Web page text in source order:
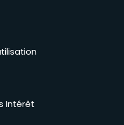
Intérêt